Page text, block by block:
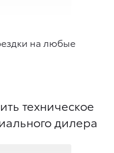
на любые
техническое
дилера